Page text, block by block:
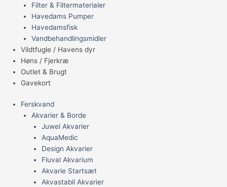
Filter & Filtermaterialer
Havedams Pumper
Havedamsfisk
Vandbehandlingsmidler
Vildtfugle / Havens dyr
Høns / Fjerkræ
Outlet & Brugt
Gavekort
Ferskvand
Akvarier & Borde
Juwel Akvarier
AquaMedic
Design Akvarier
Fluval Akvarium
Akvarie Startsæt
Akvastabil Akvarier